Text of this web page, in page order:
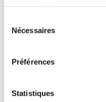
Nécessaires
Préférences
Statistiques